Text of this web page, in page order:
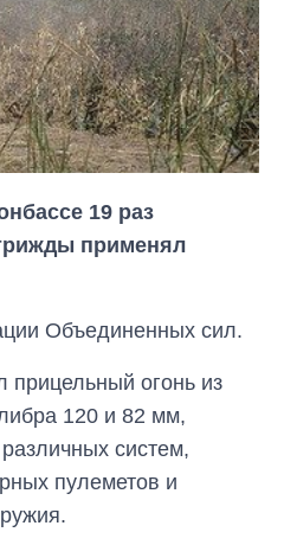
19 раз
применял
Объединенных сил.
прицельный огонь из
120 и 82 мм,
систем,
пулеметов и